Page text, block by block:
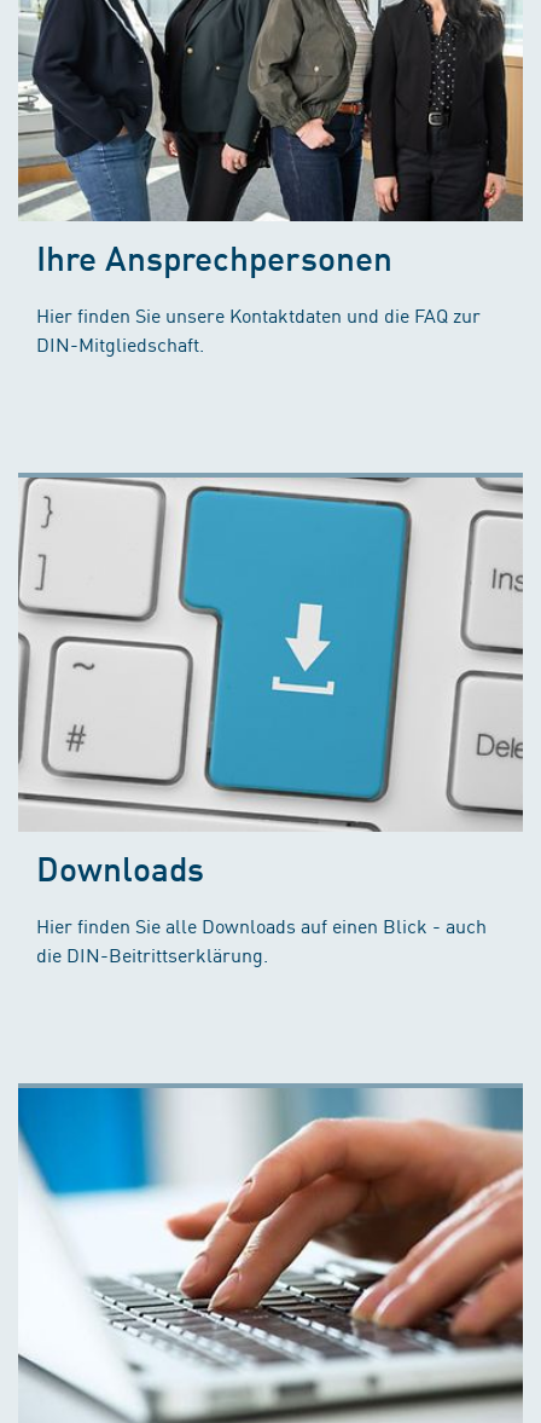
Ihre Ansprechpersonen
Hier finden Sie unsere Kontaktdaten und die FAQ zur
DIN-Mitgliedschaft.
Downloads
Hier finden Sie alle Downloads auf einen Blick - auch
die DIN-Beitrittserklärung.